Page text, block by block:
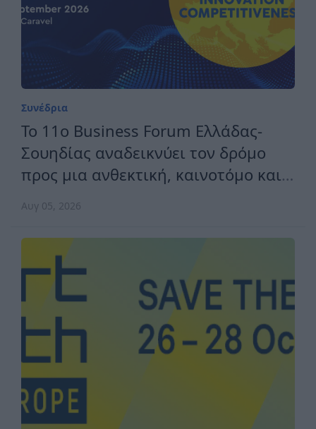
Συνάντηση ΣΟΚΕΕ με την
Πρεσβεία του Ιράκ για τις
διεθνείς εκθέσεις
Συνέδρια
Το 11ο Business Forum Ελλάδας-
Σουηδίας αναδεικνύει τον δρόμο
προς μια ανθεκτική, καινοτόμο και
Αυγ 05, 2026